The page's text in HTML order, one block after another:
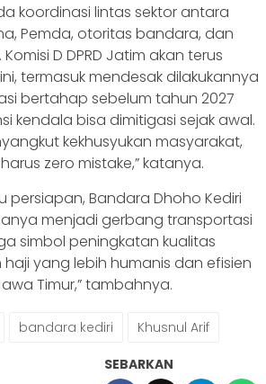
koordinasi lintas sektor antara
Pemda, otoritas bandara, dan
D DPRD Jatim akan terus
termasuk mendesak dilakukannya
bertahap sebelum tahun 2027
kendala bisa dimitigasi sejak awal.
kekhusyukan masyarakat,
zero mistake,” katanya.
persiapan, Bandara Dhoho Kediri
menjadi gerbang transportasi
simbol peningkatan kualitas
yang lebih humanis dan efisien
Timur,” tambahnya.
bandara kediri Khusnul Arif
SEBARKAN